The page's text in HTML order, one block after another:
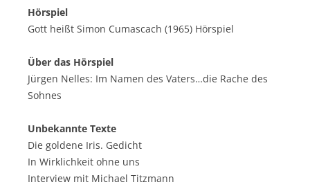
Hörspiel
Gott heißt Simon Cumascach (1965) Hörspiel
Über das Hörspiel
Jürgen Nelles: Im Namen des Vaters…die Rache des
Sohnes
Unbekannte Texte
Die goldene Iris. Gedicht
In Wirklichkeit ohne uns
Interview mit Michael Titzmann